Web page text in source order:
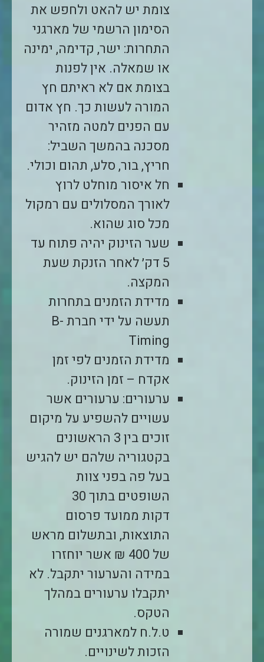
צומת יש להאט ולחפש את
הסימון הרשמי של מארגני
התחרות: ישר, קדימה, ימינה
או שמאלה. אין לפנות
בצומת אם לא ראיתם חץ
המורה לעשות כך. חץ אדום
עם הפנים למטה מזהיר
מסכנה בהמשך השביל:
חריץ, בור, סלע, תהום וכולי.
חל איסור מוחלט לרוץ
לאורך המסלולים עם רמקול
מכל סוג שהוא.
שער הזינוק יהיה פתוח עד
5 דק׳ לאחר הזנקת שעת
המקצה.
מדידת הזמנים בתחרות
תעשה על ידי חברת B-
Timing
מדידת הזמנים לפי זמן
אקדח – זמן הזינוק.
ערעורים: ערעורים אשר
עשויים להשפיע על מיקום
זוכים בין 3 הראשונים
בקטגוריה שלהם יש להגיש
בעל פה בפני צוות
השופטים בתוך 30
דקות ממועד פרסום
התוצאות, ובתשלום מראש
של 400 ₪ אשר יוחזרו
במידה והערעור יתקבל. לא
יתקבלו ערעורים במהלך
הטקס.
ט.ל.ח למארגנים שמורה
הזכות לשינויים.